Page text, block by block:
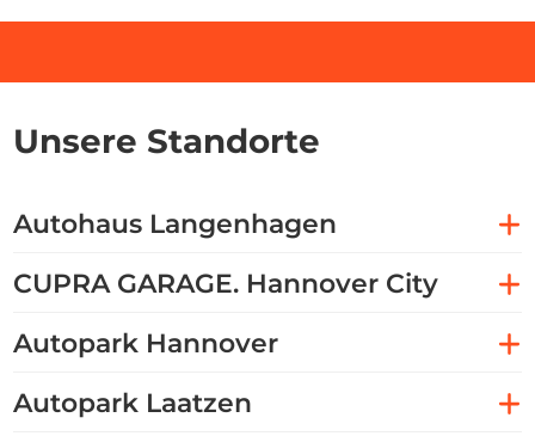
Unsere Standorte
Autohaus Langenhagen
CUPRA GARAGE. Hannover City
Autopark Hannover
Autopark Laatzen